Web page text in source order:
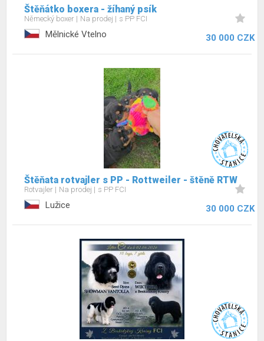
Štěňátko boxera - žíhaný psík
Německý boxer Na prodej s PP FCI
Mělnické Vtelno 30 000 CZK
Štěňata rotvajler s PP - Rottweiler - štěně RTW
Rotvajler Na prodej s PP FCI
Lužice 30 000 CZK